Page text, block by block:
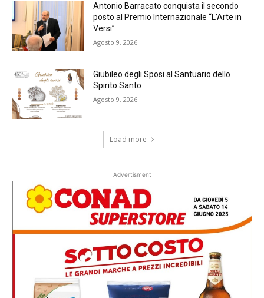
Antonio Barracato conquista il secondo
posto al Premio Internazionale “L’Arte in
Versi”
Agosto 9, 2026
Giubileo degli Sposi al Santuario dello
Spirito Santo
Agosto 9, 2026
Load more
Advertisment